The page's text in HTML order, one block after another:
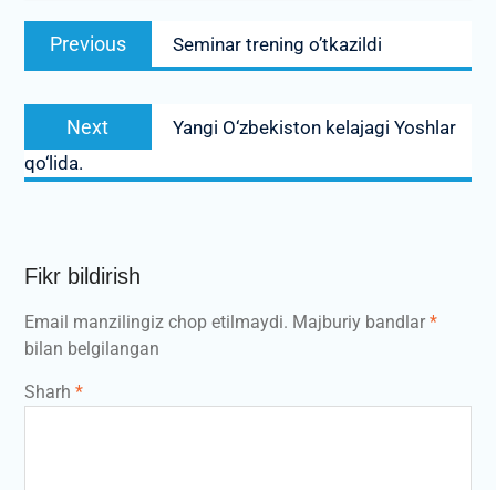
Post
menyusi
Previous
Previous
post:
Seminar trening o’tkazildi
Next
post:
Yangi O‘zbekiston kelajagi Yoshlar
qo‘lida.
Fikr bildirish
Email manzilingiz chop etilmaydi. Majburiy bandlar*
bilan belgilangan
Sharh *